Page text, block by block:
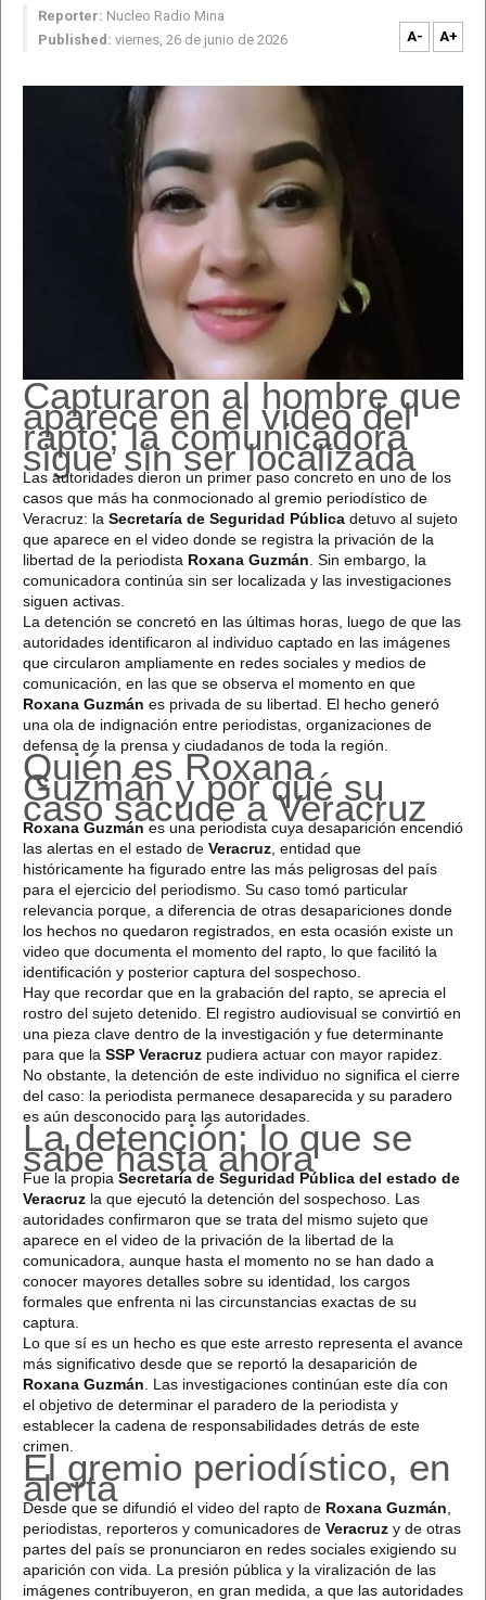
Reporter: Nucleo Radio Mina
Published: viernes, 26 de junio de 2026 A- A+
Capturaron al hombre que
aparece en el video del
rapto; la comunicadora
sigue sin ser localizada
Las autoridades dieron un primer paso concreto en uno de los
casos que más ha conmocionado al gremio periodístico de
Veracruz: la Secretaría de Seguridad Pública detuvo al sujeto
que aparece en el video donde se registra la privación de la
libertad de la periodista Roxana Guzmán . Sin embargo, la
comunicadora continúa sin ser localizada y las investigaciones
siguen activas.
La detención se concretó en las últimas horas, luego de que las
autoridades identificaron al individuo captado en las imágenes
que circularon ampliamente en redes sociales y medios de
comunicación, en las que se observa el momento en que
Roxana Guzmán es privada de su libertad. El hecho generó
una ola de indignación entre periodistas, organizaciones de
defensa de la prensa y ciudadanos de toda la región.
Quién es Roxana
Guzmán y por qué su
caso sacude a Veracruz
Roxana Guzmán es una periodista cuya desaparición encendió
las alertas en el estado de Veracruz , entidad que
históricamente ha figurado entre las más peligrosas del país
para el ejercicio del periodismo. Su caso tomó particular
relevancia porque, a diferencia de otras desapariciones donde
los hechos no quedaron registrados, en esta ocasión existe un
video que documenta el momento del rapto, lo que facilitó la
identificación y posterior captura del sospechoso.
Hay que recordar que en la grabación del rapto, se aprecia el
rostro del sujeto detenido. El registro audiovisual se convirtió en
una pieza clave dentro de la investigación y fue determinante
para que la SSP Veracruz pudiera actuar con mayor rapidez.
No obstante, la detención de este individuo no significa el cierre
del caso: la periodista permanece desaparecida y su paradero
es aún desconocido para las autoridades.
La detención: lo que se
sabe hasta ahora
Fue la propia Secretaría de Seguridad Pública del estado de
Veracruz la que ejecutó la detención del sospechoso. Las
autoridades confirmaron que se trata del mismo sujeto que
aparece en el video de la privación de la libertad de la
comunicadora, aunque hasta el momento no se han dado a
conocer mayores detalles sobre su identidad, los cargos
formales que enfrenta ni las circunstancias exactas de su
captura.
Lo que sí es un hecho es que este arresto representa el avance
más significativo desde que se reportó la desaparición de
Roxana Guzmán . Las investigaciones continúan este día con
el objetivo de determinar el paradero de la periodista y
establecer la cadena de responsabilidades detrás de este
crimen.
El gremio periodístico, en
alerta
Desde que se difundió el video del rapto de Roxana Guzmán
periodistas, reporteros y comunicadores de Veracruz y de otras
partes del país se pronunciaron en redes sociales exigiendo su
aparición con vida. La presión pública y la viralización de las
imágenes contribuyeron, en gran medida, a que las autoridades